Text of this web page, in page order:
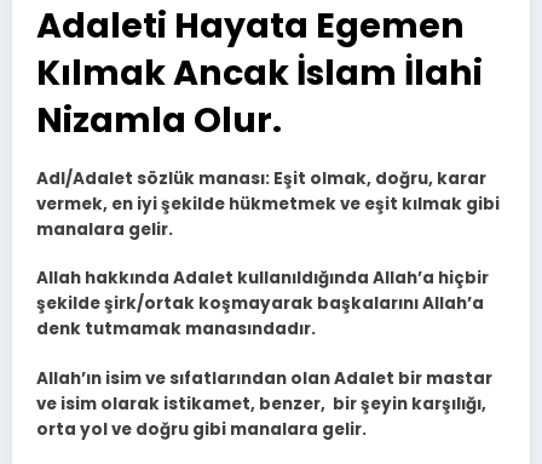
Adaleti Hayata Egemen
Kılmak Ancak İslam İlahi
Nizamla Olur.
Adl/Adalet sözlük manası: Eşit olmak, doğru, karar
vermek, en iyi şekilde hükmetmek ve eşit kılmak gibi
manalara gelir.
Allah hakkında Adalet kullanıldığında Allah’a hiçbir
şekilde şirk/ortak koşmayarak başkalarını Allah’a
denk tutmamak manasındadır.
Allah’ın isim ve sıfatlarından olan Adalet bir mastar
ve isim olarak istikamet, benzer, bir şeyin karşılığı,
orta yol ve doğru gibi manalara gelir.